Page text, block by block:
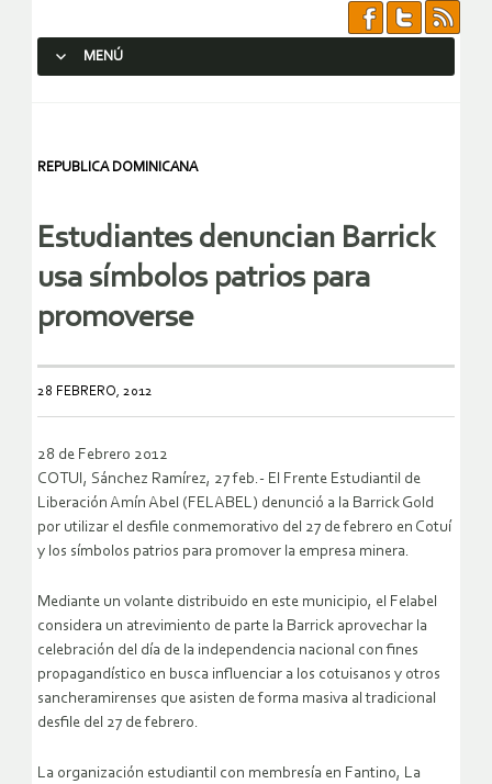
MENÚ
REPUBLICA DOMINICANA
Estudiantes denuncian Barrick
usa símbolos patrios para
promoverse
28 FEBRERO, 2012
28 de Febrero 2012
COTUI, Sánchez Ramírez, 27 feb.- El Frente Estudiantil de
Liberación Amín Abel (FELABEL) denunció a la Barrick Gold
por utilizar el desfile conmemorativo del 27 de febrero en Cotuí
y los símbolos patrios para promover la empresa minera.
Mediante un volante distribuido en este municipio, el Felabel
considera un atrevimiento de parte la Barrick aprovechar la
celebración del día de la independencia nacional con fines
propagandístico en busca influenciar a los cotuisanos y otros
sancheramirenses que asisten de forma masiva al tradicional
desfile del 27 de febrero.
La organización estudiantil con membresía en Fantino, La